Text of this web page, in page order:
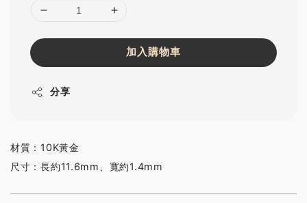
加入購物車
分享
材質：10K黃金
尺寸：長約11.6mm、寬約1.4mm